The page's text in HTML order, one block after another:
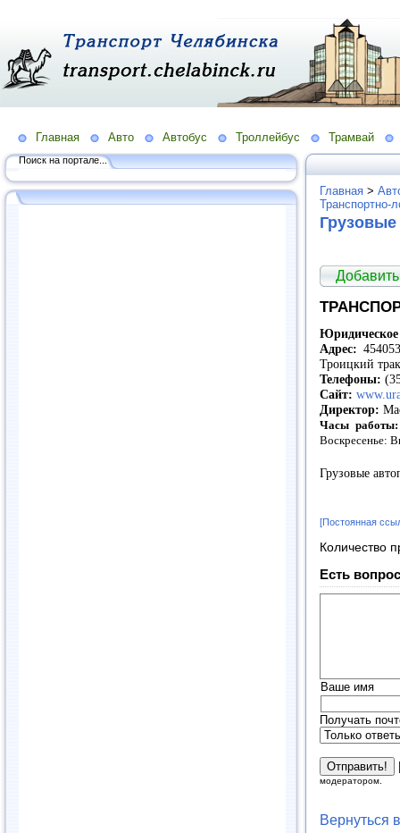
Главная Авто Автобус Троллейбус Трамвай
Поиск на портале...
Главная >
Транспортно-
Грузовые
Юридическое
Адрес:
Троицкий
Телефоны:
Сайт:
Директор:
Часы работы:
Воскресенье:
Грузовые
[Постоянная
Количество
Есть
Ваше имя
Получать
модератором.
Вернуться